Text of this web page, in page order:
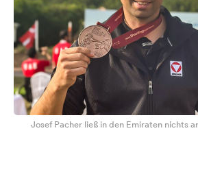
Josef Pacher ließ in den Emiraten nichts